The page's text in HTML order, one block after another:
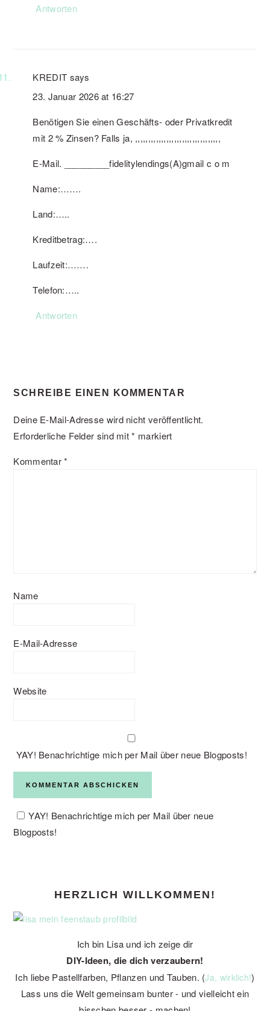
Antworten
KREDIT says
23. Januar 2026 at 16:27
Benötigen Sie einen Geschäfts- oder Privatkredit
mit 2 % Zinsen? Falls ja, ,,,,,,,,,,,,,,,,,,,,,,,,,,,,,,,,,
E-Mail. _________fidelitylendings(A)gmail c o m
Name:…….
Land:…..
Kreditbetrag:….
Laufzeit:…….
Telefon:…..
Antworten
SCHREIBE EINEN KOMMENTAR
Deine E-Mail-Adresse wird nicht veröffentlicht.
Erforderliche Felder sind mit* markiert
Kommentar*
Name
E-Mail-Adresse
Website
YAY! Benachrichtige mich per Mail über neue Blogposts!
YAY! Benachrichtige mich per Mail über neue
Blogposts!
HERZLICH WILLKOMMEN!
Ich bin Lisa und ich zeige dir
DIY-Ideen, die dich verzaubern!
Ich liebe Pastellfarben, Pflanzen und Tauben. (Ja, wirklich!)
Lass uns die Welt gemeinsam bunter - und vielleicht ein